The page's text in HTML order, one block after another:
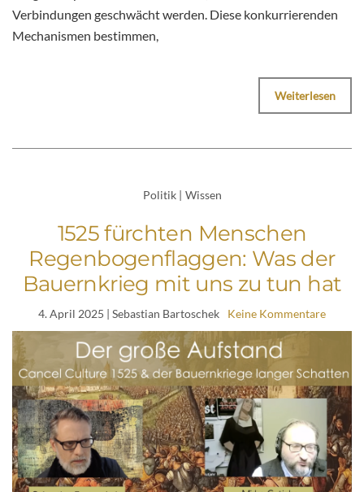
Verbindungen geschwächt werden. Diese konkurrierenden
Mechanismen bestimmen,
Weiterlesen
Politik Wissen
1525 fürchten Menschen
Regenbogenflaggen: Was der
Bauernkrieg mit uns zu tun hat
4. April 2025 | Sebastian Bartoschek Keine Kommentare